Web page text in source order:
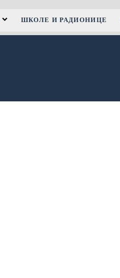
ШКОЛЕ И РАДИОНИЦЕ